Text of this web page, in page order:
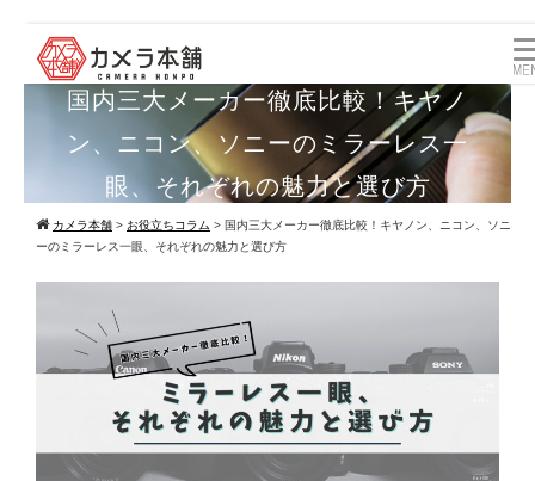
国内三大メーカー徹底比較！キヤノ
ン、ニコン、ソニーのミラーレス一
眼、それぞれの魅力と選び方
カメラ本舗 > お役立ちコラム > 国内三大メーカー徹底比較！キヤノン、ニコン、ソニ
ーのミラーレス一眼、それぞれの魅力と選び方